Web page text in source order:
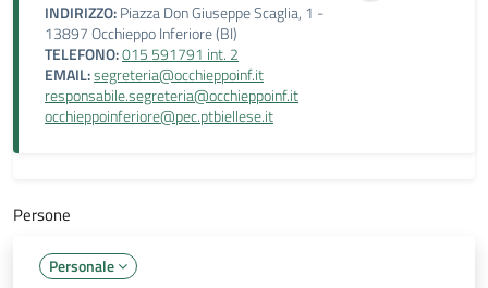
INDIRIZZO:Piazza Don Giuseppe Scaglia, 1 -
13897 Occhieppo Inferiore (BI)
TELEFONO:015 591791 int. 2
EMAIL:segreteria@occhieppoinf.it
responsabile.segreteria@occhieppoinf.it
occhieppoinferiore@pec.ptbiellese.it
Persone
Personale